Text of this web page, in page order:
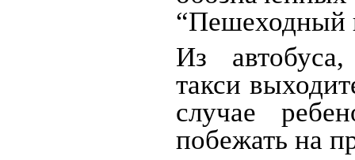
“Пешеходный
Из автобуса,
такси
случае
побежать на